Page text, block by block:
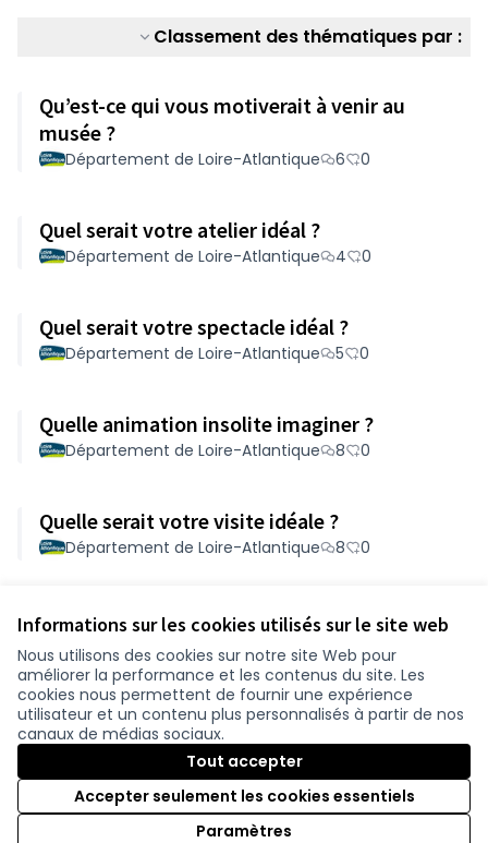
Informations sur les cookies utilisés sur le site web
Nous utilisons des cookies sur notre site Web pour
améliorer la performance et les contenus du site. Les
cookies nous permettent de fournir une expérience
utilisateur et un contenu plus personnalisés à partir de nos
canaux de médias sociaux.
Tout accepter
Accepter seulement les cookies essentiels
Paramètres
Classement des thématiques par :
Qu’est-ce qui vous motiverait à venir au
musée ?
Département de Loire-Atlantique 6 0
Quel serait votre atelier idéal ?
Département de Loire-Atlantique 4 0
Quel serait votre spectacle idéal ?
Département de Loire-Atlantique 5 0
Quelle animation insolite imaginer ?
Département de Loire-Atlantique 8 0
Quelle serait votre visite idéale ?
Département de Loire-Atlantique 8 0
Conditions d'utilisation
Paramètres des cookies
participer.loire-atlantique.fr sur Facebook
(Nouvelle fenêtre)
participer.loire-atlantique.fr sur Instagram
(Nouvelle fenêtre)
participer.loire-atlantique.fr sur YouTube
(Nouvelle fenêtre)
Licence
(Nouvelle